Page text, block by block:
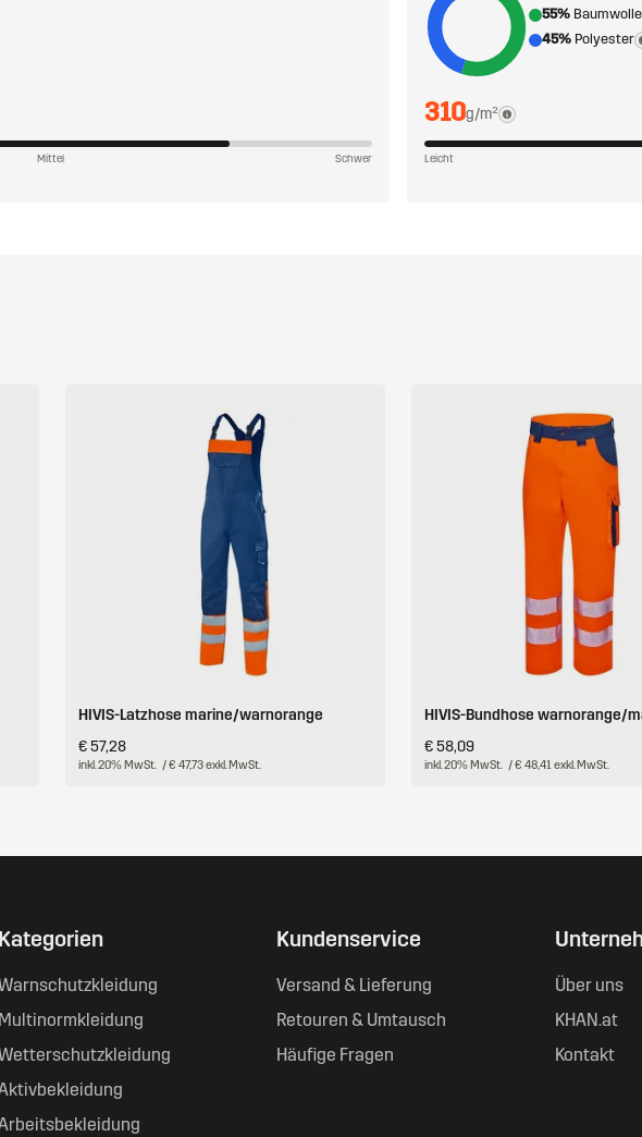
Mittel Schwer
55% Baumwolle
45% Polyester
310g/m²
Leicht
HIVIS-Latzhose marine/warnorange
€ 57,28
inkl. 20% MwSt. / € 47,73 exkl. MwSt.
HIVIS-Bundhose warnorange/
€ 58,09
inkl. 20% MwSt. / € 48,41 exkl. MwSt.
Kategorien
Multinormkleidung
Kundenservice
Versand & Lieferung
Retouren & Umtausch
Häufige Fragen
Über uns
KHAN.at
Kontakt